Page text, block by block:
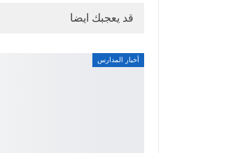
قد يعجبك ايضا
أخبار المدارس